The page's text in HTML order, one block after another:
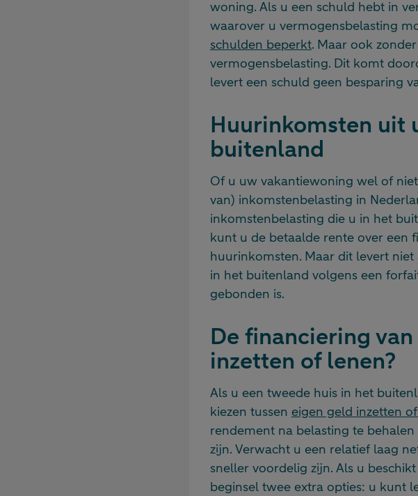
woning. Als u een schuld hebt in
waarover u vermogensbelasting
schulden beperkt. Maar ook
vermogensbelasting. Dit komt
levert een schuld geen besparing
Huurinkomsten uit
buitenland
Of u uw vakantiewoning wel of
van) inkomstenbelasting in
inkomstenbelasting die u in het
kunt u de betaalde rente over een
huurinkomsten. Maar dit levert
in het buitenland volgens een
gebonden is.
De financiering
inzetten of lenen?
Als u een tweede huis in het
kiezen tussen eigen geld inzetten
rendement na belasting te
zijn. Verwacht u een relatief laag
sneller voordelig zijn. Als u
beginsel twee extra opties: u kunt